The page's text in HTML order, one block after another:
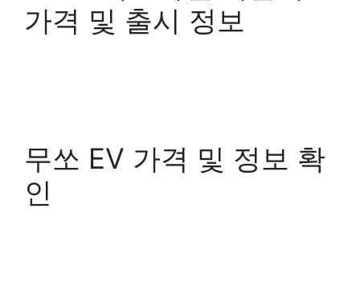
가격 및 출시 정보
무쏘 EV 가격 및 정보 확
인